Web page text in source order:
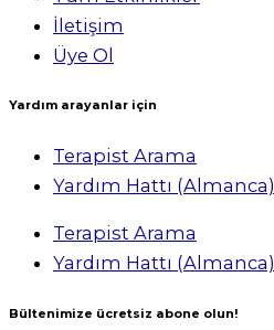
İletişim
Üye Ol
Yardım arayanlar için
Terapist Arama
Yardım Hattı (Almanca)
Terapist Arama
Yardım Hattı (Almanca)
Bültenimize ücretsiz abone olun!